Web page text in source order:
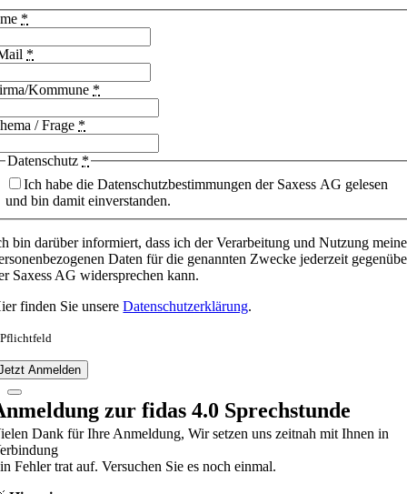
*
*
Kommune *
/ Frage *
Datenschutz *
Ich habe die Datenschutzbestimmungen der Saxess AG gelesen
und bin damit einverstanden.
bin darüber informiert, dass ich der Verarbeitung und Nutzung
Daten für die genannten Zwecke jederzeit
Saxess AG widersprechen kann.
finden Sie unsereDatenschutzerklärung.
Anmelden
zur fidas 4.0 Sprechstunde
Dank für Ihre Anmeldung, Wir setzen uns zeitnah mit Ihnen in
Fehler trat auf. Versuchen Sie es noch einmal.